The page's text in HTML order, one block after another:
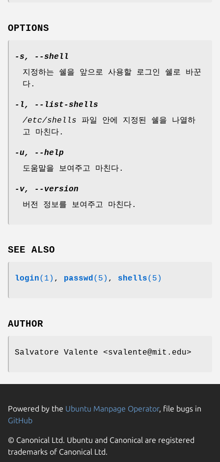
OPTIONS
-s, --shell
지정하는 쉘을 앞으로 사용할 로그인 쉘로 바꾼
다.
-l, --list-shells
/etc/shells 파일 안에 지정된 쉘을 나열하
고 마친다.
-u, --help
도움말을 보여주고 마친다.
-v, --version
버전 정보를 보여주고 마친다.
SEE ALSO
login(1) , passwd(5) , shells(5)
AUTHOR
Salvatore Valente <svalente@mit.edu>
Powered by the Ubuntu Manpage Operator, file bugs in
GitHub
© Canonical Ltd. Ubuntu and Canonical are registered
trademarks of Canonical Ltd.